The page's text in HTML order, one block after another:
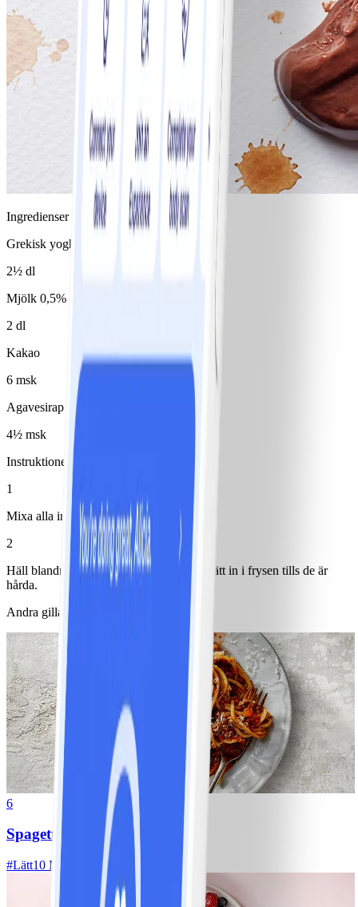
Ingredienser
Grekisk yoghurt 0%
2½ dl
Mjölk 0,5%
2 dl
Kakao
6 msk
Agavesirap
4½ msk
Instruktioner
1
Mixa alla ingredienser i en mixer.
2
Häll blandningen i pinnglassformar och sätt in i frysen tills de är
hårda.
Andra gillade också
6
Spagetti med köttfärssås
#Lätt10 MIN